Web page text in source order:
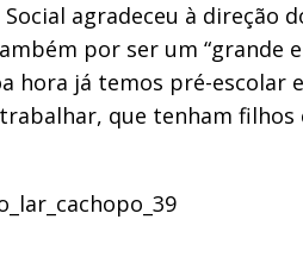
agradeceu à
por ser um
hora já temos pré-
que tenham